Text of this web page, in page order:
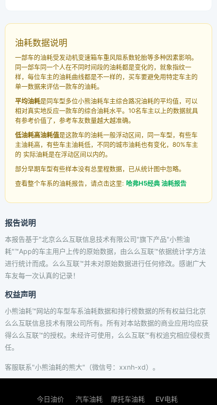
油耗数据说明
一部车的油耗受发动机变速箱车重风阻系数轮胎等多种因素影响。
同一部车同一个人在不同时间段的油耗都是变化的，就象指纹一
样，每位车主的油耗曲线都是不一样的，买车要避免用特定车主的
单一数据来评估一款车的油耗。
平均油耗是同车型多位小熊油耗车主综合路况油耗的平均值，可以
相对真实地反应一款车的综合油耗水平。10名车主以上的数据就具
有参考价值了，参考车友数量越大越准确。
低油耗高油耗值是这款车的油耗一般浮动区间，同一车型，有些车
主油耗高，有些车主油耗低，不同的城市油耗也有变化，80%车主
的 实际油耗是在浮动区间以内的。
部分早期车型有些样本没有总里程数据，已从统计图中忽略。
查看整个车系的油耗报告，请点击这里: 哈弗H5经典 油耗报告
报告说明
本报告基于"北京么么互联信息技术有限公司"旗下产品"小熊油
耗"™App的车主用户上传的原始数据，由么么互联™依据统计学方法
进行统计而成。么么互联™并未对原始数据进行任何修改。感谢广大
车友每一次认真的记录！
权益声明
小熊油耗™网站的车型车系油耗数据和排行榜数据的所有权益归北京
么么互联信息技术有限公司所有。所有对本站数据的商业应用均应获
得么么互联™的授权。未经许可使用，么么互联™有权追究相应侵权责
任。
客服联系"小熊油耗的熊大"（微信号：xxnh-xd）。
今日油价 汽车油耗 摩托车油耗 EV电耗